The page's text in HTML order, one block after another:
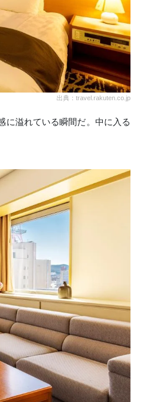
出典：travel.rakuten.co.jp
に溢れている瞬間だ。中に入る